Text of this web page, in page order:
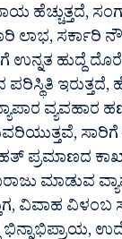
ಹೆಚ್ಚುತ್ತದೆ,
ಲಾಭ, ಸರ್ಕಾರಿ
ಉನ್ನತ ಹುದ್ದೆ
ಇರುತ್ತದೆ,
ವ್ಯವಹಾರ
ಪ್ರಮಾಣದ
ಮಾಡುವ
ವಿವಾಹ ವಿಳಂಬ